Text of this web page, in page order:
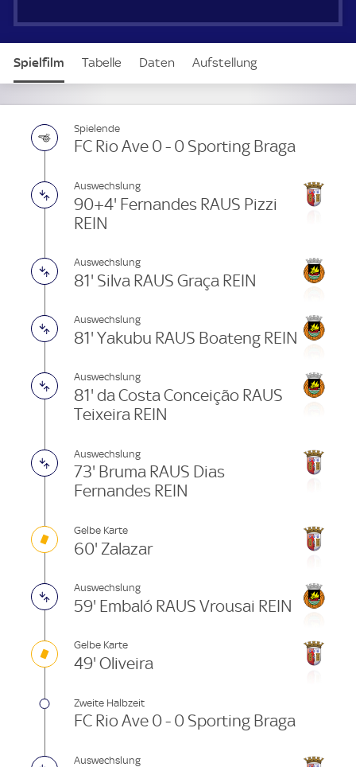
Spielfilm Tabelle Daten Aufstellung
Spielende
FC Rio Ave 0 - 0 Sporting Braga
Auswechslung
90+4' Fernandes RAUS Pizzi
REIN
Auswechslung
81' Silva RAUS Graça REIN
Auswechslung
81' Yakubu RAUS Boateng REIN
Auswechslung
81' da Costa Conceição RAUS
Teixeira REIN
Auswechslung
73' Bruma RAUS Dias
Fernandes REIN
Gelbe Karte
60' Zalazar
Auswechslung
59' Embaló RAUS Vrousai REIN
Gelbe Karte
49' Oliveira
Zweite Halbzeit
FC Rio Ave 0 - 0 Sporting Braga
Auswechslung